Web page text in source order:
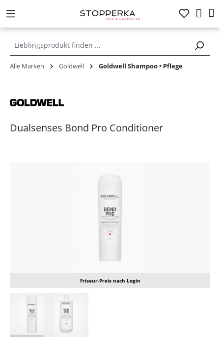
springen
Alle Marken Goldwell Goldwell Shampoo • Pflege
Dualsenses Bond Pro Conditioner
Friseur-Preis nach Login